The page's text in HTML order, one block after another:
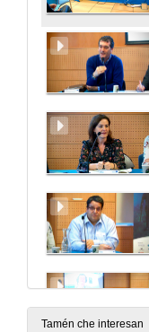
Tamén che interesan